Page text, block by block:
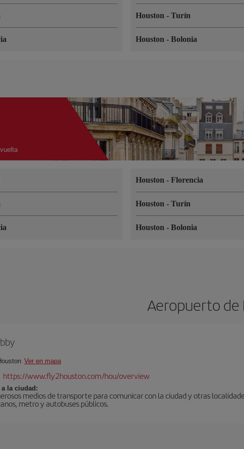
Houston - Turín
Houston - Bolonia
Houston - Florencia
Houston - Turín
Houston - Bolonia
Aeropuerto de
Ver en mapa
https://www.fly2houston.com/hou/overview
la ciudad:
medios de transporte para comunicar con la ciudad y otras
metro y autobuses públicos.